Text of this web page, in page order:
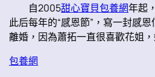
自2005甜心寶貝包養網年起
此后每年的“感恩節”，寫一封感
離婚，因為蕭拓一直很喜歡花姐
包養網